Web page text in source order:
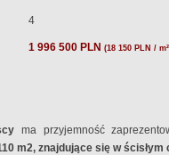
4
1 996 500 PLN (18 150 PLN /
ma przyjemność
m2, znajdujące się w